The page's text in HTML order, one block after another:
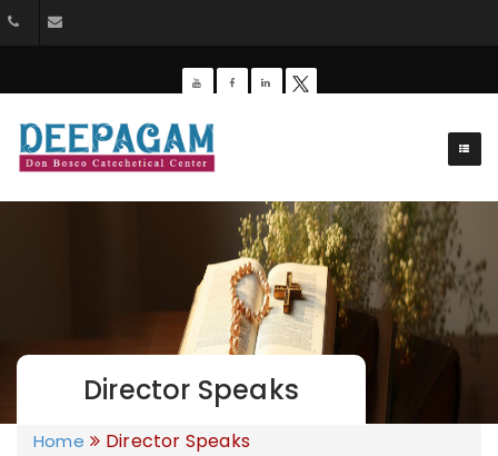
+91 9385201453
Director Speaks
Home Director Speaks